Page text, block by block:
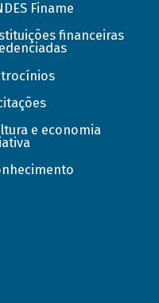
Finame
financeiras
e economia